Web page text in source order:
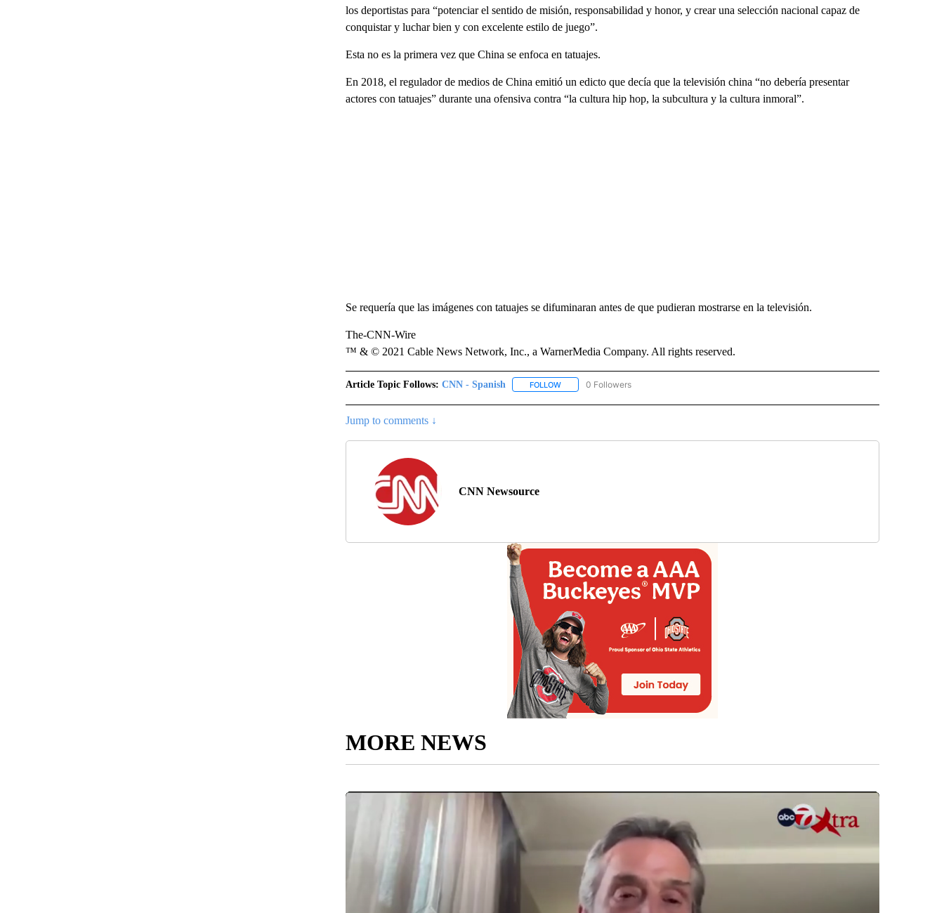
los deportistas para “potenciar el sentido de misión, responsabilidad y honor, y crear una selección nacional capaz de
conquistar y luchar bien y con excelente estilo de juego”.
Esta no es la primera vez que China se enfoca en tatuajes.
En 2018, el regulador de medios de China emitió un edicto que decía que la televisión china “no debería presentar
actores con tatuajes” durante una ofensiva contra “la cultura hip hop, la subcultura y la cultura inmoral”.
Se requería que las imágenes con tatuajes se difuminaran antes de que pudieran mostrarse en la televisión.
The-CNN-Wire
™ & © 2021 Cable News Network, Inc., a WarnerMedia Company. All rights reserved.
Article Topic Follows: CNN - Spanish FOLLOWFOLLOW "CNN - SPANISH" TO RECEIVE NOTIFICATIONS ABOUT NEW PAGES ON "CNN - SPANISH".
0 Followers
Jump to comments ↓
CNN Newsource
MORE NEWS